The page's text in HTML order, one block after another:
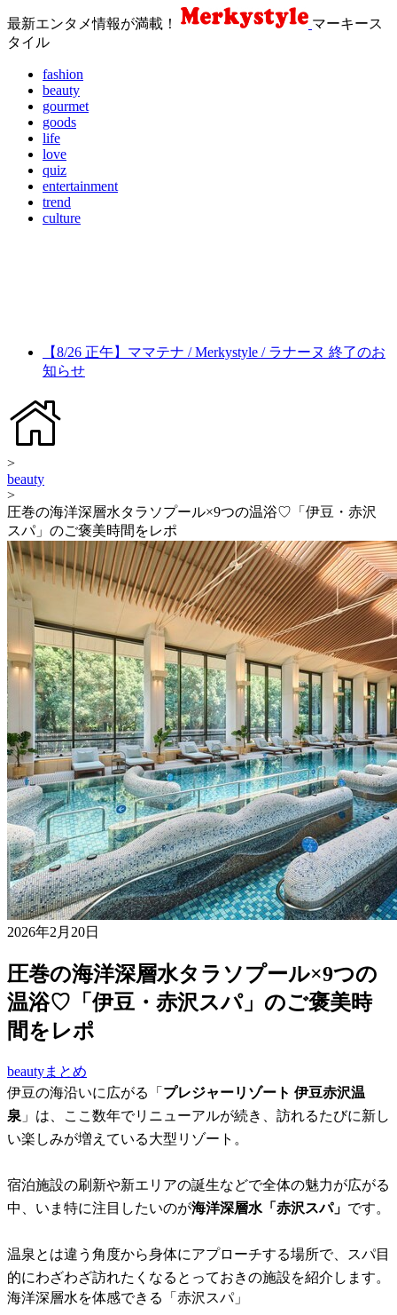
最新エンタメ情報が満載！
マーキース
タイル
fashion
beauty
gourmet
goods
life
love
quiz
entertainment
trend
culture
【8/26 正午】ママテナ / Merkystyle / ラナーヌ 終了のお
知らせ
>
beauty
>
圧巻の海洋深層水タラソプール×9つの温浴♡「伊豆・赤沢
スパ」のご褒美時間をレポ
2026年2月20日
圧巻の海洋深層水タラソプール×9つの
温浴♡「伊豆・赤沢スパ」のご褒美時
間をレポ
beautyまとめ
伊豆の海沿いに広がる「 プレジャーリゾート 伊豆赤沢温
泉 」は、ここ数年でリニューアルが続き、訪れるたびに新し
い楽しみが増えている大型リゾート。
宿泊施設の刷新や新エリアの誕生などで全体の魅力が広がる
中、いま特に注目したいのが海洋深層水「赤沢スパ」 です。
温泉とは違う角度から身体にアプローチする場所で、スパ目
的にわざわざ訪れたくなるとっておきの施設を紹介します。
海洋深層水を体感できる「赤沢スパ」